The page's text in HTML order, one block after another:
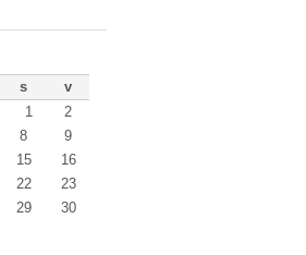
s
v
1
2
8
9
15
16
22
23
29
30